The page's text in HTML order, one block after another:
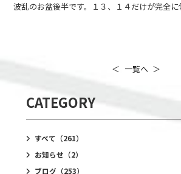
波乱のお盆後半です。１３、１４だけが完全に
＜ 一覧へ ＞
CATEGORY
すべて （261）
お知らせ （2）
ブログ（253）